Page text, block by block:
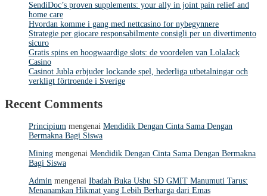
SendiDoc’s proven supplements: your ally in joint pain relief and
home care
Hvordan komme i gang med nettcasino for nybegynnere
Strategie per giocare responsabilmente consigli per un divertimento
sicuro
Gratis spins en hoogwaardige slots: de voordelen van LolaJack
Casino
Casinot Jubla erbjuder lockande spel, hederliga utbetalningar och
verkligt förtroende i Sverige
Recent Comments
Principium mengenai Mendidik Dengan Cinta Sama Dengan
Bermakna Bagi Siswa
Mining mengenai Mendidik Dengan Cinta Sama Dengan Bermakna
Bagi Siswa
Admin mengenai Ibadah Buka Usbu SD GMIT Manumuti Tarus:
Menanamkan Hikmat yang Lebih Berharga dari Emas